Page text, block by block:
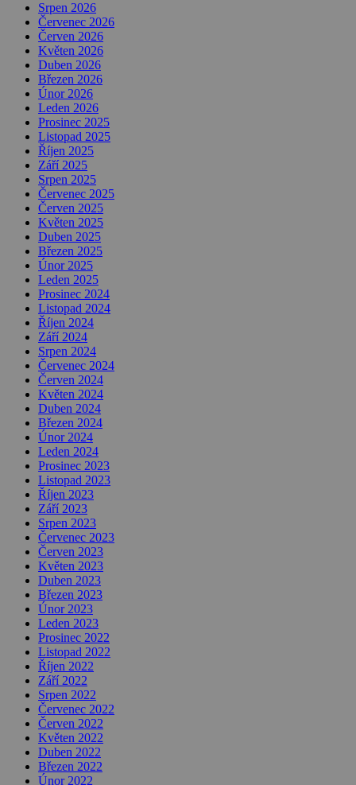
Srpen 2026
Červenec 2026
Červen 2026
Květen 2026
Duben 2026
Březen 2026
Únor 2026
Leden 2026
Prosinec 2025
Listopad 2025
Říjen 2025
Září 2025
Srpen 2025
Červenec 2025
Červen 2025
Květen 2025
Duben 2025
Březen 2025
Únor 2025
Leden 2025
Prosinec 2024
Listopad 2024
Říjen 2024
Září 2024
Srpen 2024
Červenec 2024
Červen 2024
Květen 2024
Duben 2024
Březen 2024
Únor 2024
Leden 2024
Prosinec 2023
Listopad 2023
Říjen 2023
Září 2023
Srpen 2023
Červenec 2023
Červen 2023
Květen 2023
Duben 2023
Březen 2023
Únor 2023
Leden 2023
Prosinec 2022
Listopad 2022
Říjen 2022
Září 2022
Srpen 2022
Červenec 2022
Červen 2022
Květen 2022
Duben 2022
Březen 2022
Únor 2022